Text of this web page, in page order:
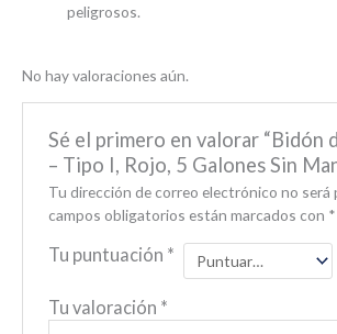
peligrosos.
No hay valoraciones aún.
Sé el primero en valorar “Bidón
– Tipo I, Rojo, 5 Galones Sin
Tu dirección de correo electrónico no será
campos obligatorios están marcados con *
Tu puntuación *
Tu valoración *